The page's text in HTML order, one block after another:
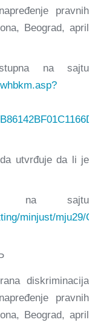
pravnih
Beograd, april
na sajtu
utvrđuje da li je
na sajtu
minjust/mju29/
diskriminacija
pravnih
Beograd, april